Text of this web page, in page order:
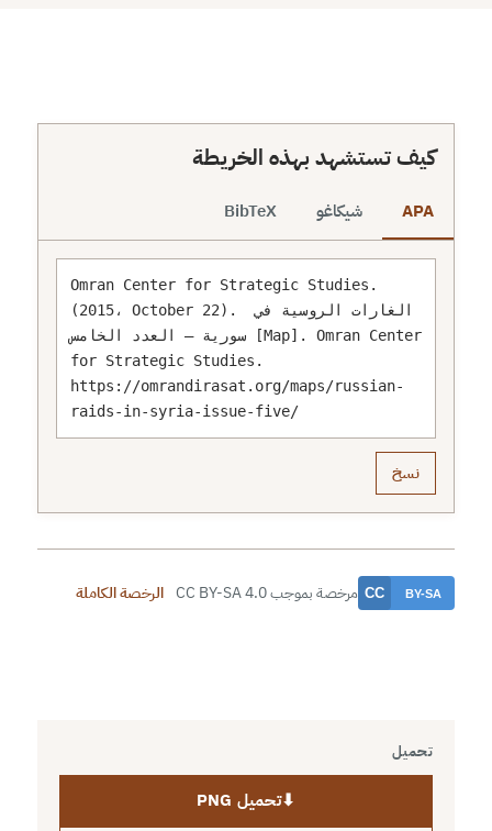
content/uploads/2015/10/map-hero-177-
كيف تستشهد بهذه الخريطة
APA شيكاغو BibTeX
Omran Center for Strategic Studies.
(2015، October 22). الغارات الروسية في
سورية – العدد الخامس [Map]. Omran Center
for Strategic Studies.
https://omrandirasat.org/maps/russian-
raids-in-syria-issue-five/
نسخ
مرخصة بموجب CC BY-SA 4.0 الرخصة الكاملة
تحميل
⬇تحميل PNG